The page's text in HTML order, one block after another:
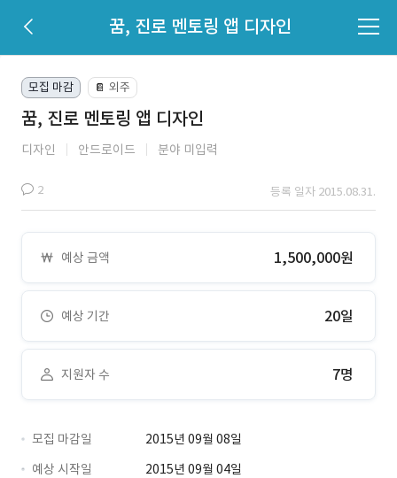
꿈, 진로 멘토링 앱 디자인
모집 마감 📔 외주
꿈, 진로 멘토링 앱 디자인
디자인 안드로이드 분야 미입력
2 등록 일자 2015.08.31.
예상 금액 1,500,000원
예상 기간 20일
지원자 수 7명
모집 마감일
2015년 09월 08일
예상 시작일
2015년 09월 04일